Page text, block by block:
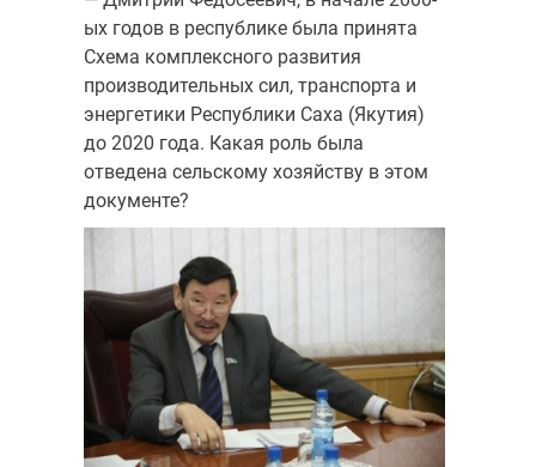
ых годов в республике была принята
Схема комплексного развития
производительных сил, транспорта и
энергетики Республики Саха (Якутия)
до 2020 года. Какая роль была
отведена сельскому хозяйству в этом
документе?